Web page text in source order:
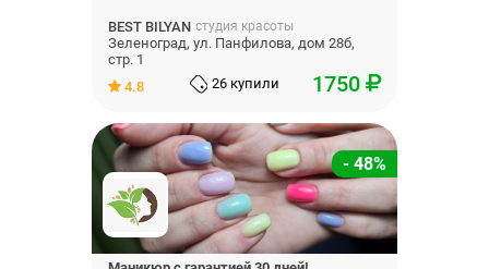
BEST BILYAN студия красоты
Зеленоград, ул. Панфилова, дом 28б,
стр. 1
4.8
26 купили 1750
- 48%